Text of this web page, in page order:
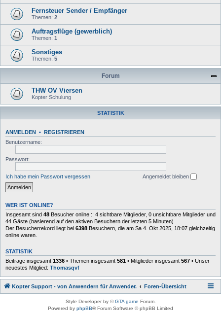
Fernsteuer Sender / Empfänger
Themen: 2
Auftragsflüge (gewerblich)
Themen: 1
Sonstiges
Themen: 5
Forum
THW OV Viersen
Kopter Schulung
STATISTIK
ANMELDEN • REGISTRIEREN
Benutzername:
Passwort:
Ich habe mein Passwort vergessen Angemeldet bleiben
WER IST ONLINE?
Insgesamt sind 48 Besucher online :: 4 sichtbare Mitglieder, 0 unsichtbare Mitglieder und
44 Gäste (basierend auf den aktiven Besuchern der letzten 5 Minuten)
Der Besucherrekord liegt bei 6398 Besuchern, die am Sa 4. Okt 2025, 18:07 gleichzeitig
online waren.
STATISTIK
Beiträge insgesamt 1336 • Themen insgesamt 581 • Mitglieder insgesamt 567 • Unser
neuestes Mitglied: Thomasqvf
Kopter Support - von Anwendern für Anwender. Foren-Übersicht
Style Developer by ©GTA game Forum.
Powered by phpBB® Forum Software © phpBB Limited